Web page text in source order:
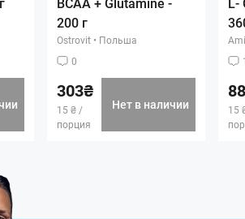
200 г
Ostrovit • Польша
0
303₴
15 ₴ /
порция
Нет в наличии
15